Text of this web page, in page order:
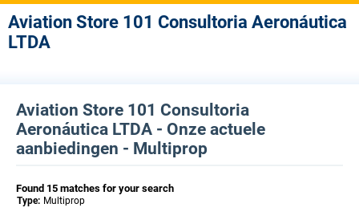
Aviation Store 101 Consultoria Aeronáutica
LTDA
Aviation Store 101 Consultoria
Aeronáutica LTDA - Onze actuele
aanbiedingen - Multiprop
Found 15 matches for your search
Type: Multiprop